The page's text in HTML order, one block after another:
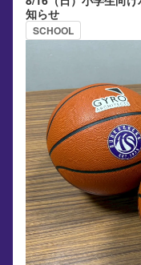
知らせ
SCHOOL